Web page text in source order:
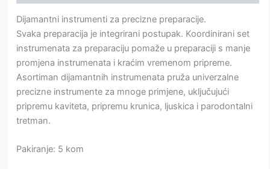
Dijamantni instrumenti za precizne preparacije.
Svaka preparacija je integrirani postupak. Koordinirani set
instrumenata za preparaciju pomaže u preparaciji s manje
promjena instrumenata i kraćim vremenom pripreme.
Asortiman dijamantnih instrumenata pruža univerzalne
precizne instrumente za mnoge primjene, uključujući
pripremu kaviteta, pripremu krunica, ljuskica i parodontalni
tretman.
Pakiranje: 5 kom